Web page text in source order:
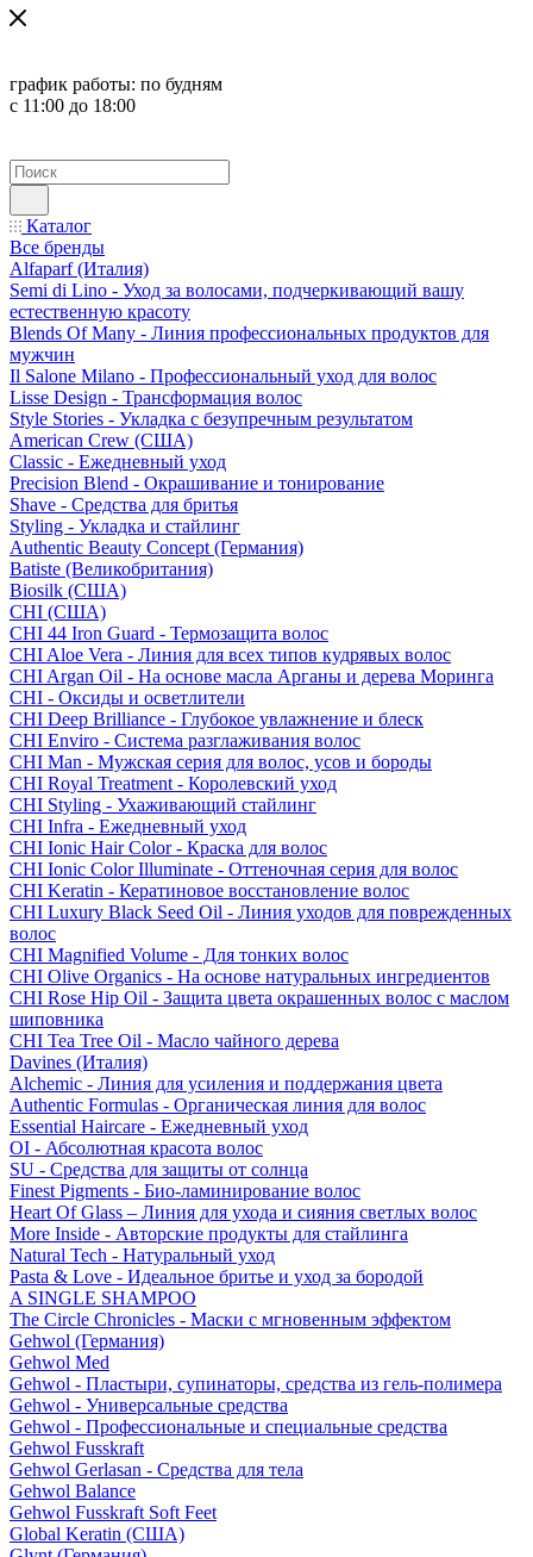
график работы: по будням
с 11:00 до 18:00
Каталог
Все бренды
Alfaparf (Италия)
Semi di Lino - Уход за волосами, подчеркивающий вашу
естественную красоту
Blends Of Many - Линия профессиональных продуктов для
мужчин
Il Salone Milano - Профессиональный уход для волос
Lisse Design - Трансформация волос
Style Stories - Укладка с безупречным результатом
American Crew (США)
Classic - Ежедневный уход
Precision Blend - Окрашивание и тонирование
Shave - Средства для бритья
Styling - Укладка и стайлинг
Authentic Beauty Concept (Германия)
Batiste (Великобритания)
Biosilk (США)
CHI (США)
CHI 44 Iron Guard - Термозащита волос
CHI Aloe Vera - Линия для всех типов кудрявых волос
CHI Argan Oil - На основе масла Арганы и дерева Моринга
CHI - Оксиды и осветлители
CHI Deep Brilliance - Глубокое увлажнение и блеск
CHI Enviro - Система разглаживания волос
CHI Man - Мужская серия для волос, усов и бороды
CHI Royal Treatment - Королевский уход
CHI Styling - Ухаживающий стайлинг
CHI Infra - Ежедневный уход
CHI Ionic Hair Color - Краска для волос
CHI Ionic Color Illuminate - Оттеночная серия для волос
CHI Keratin - Кератиновое восстановление волос
CHI Luxury Black Seed Oil - Линия уходов для поврежденных
волос
CHI Magnified Volume - Для тонких волос
CHI Olive Organics - На основе натуральных ингредиентов
CHI Rose Hip Oil - Защита цвета окрашенных волос с маслом
шиповника
CHI Tea Tree Oil - Масло чайного дерева
Davines (Италия)
Alchemic - Линия для усиления и поддержания цвета
Authentic Formulas - Органическая линия для волос
Essential Haircare - Eжедневный уход
OI - Абсолютная красота волос
SU - Средства для защиты от солнца
Finest Pigments - Био-ламинирование волос
Heart Of Glass – Линия для ухода и сияния светлых волос
More Inside - Авторские продукты для стайлинга
Natural Tech - Натуральный уход
Pasta & Love - Идеальное бритье и уход за бородой
A SINGLE SHAMPOO
The Circle Chronicles - Маски с мгновенным эффектом
Gehwol (Германия)
Gehwol Med
Gehwol - Пластыри, супинаторы, средства из гель-полимера
Gehwol - Универсальные средства
Gehwol - Профессиональные и специальные средства
Gehwol Fusskraft
Gehwol Gerlasan - Средства для тела
Gehwol Balance
Gehwol Fusskraft Soft Feet
Global Keratin (США)